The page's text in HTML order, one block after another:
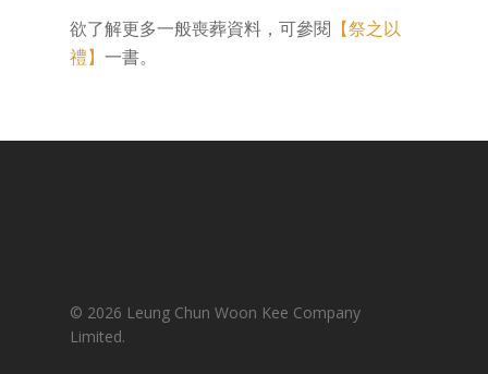
欲了解更多一般喪葬資料，可參閱 【祭之以
禮】一書。
© 2026 Leung Chun Woon Kee Company
Limited.